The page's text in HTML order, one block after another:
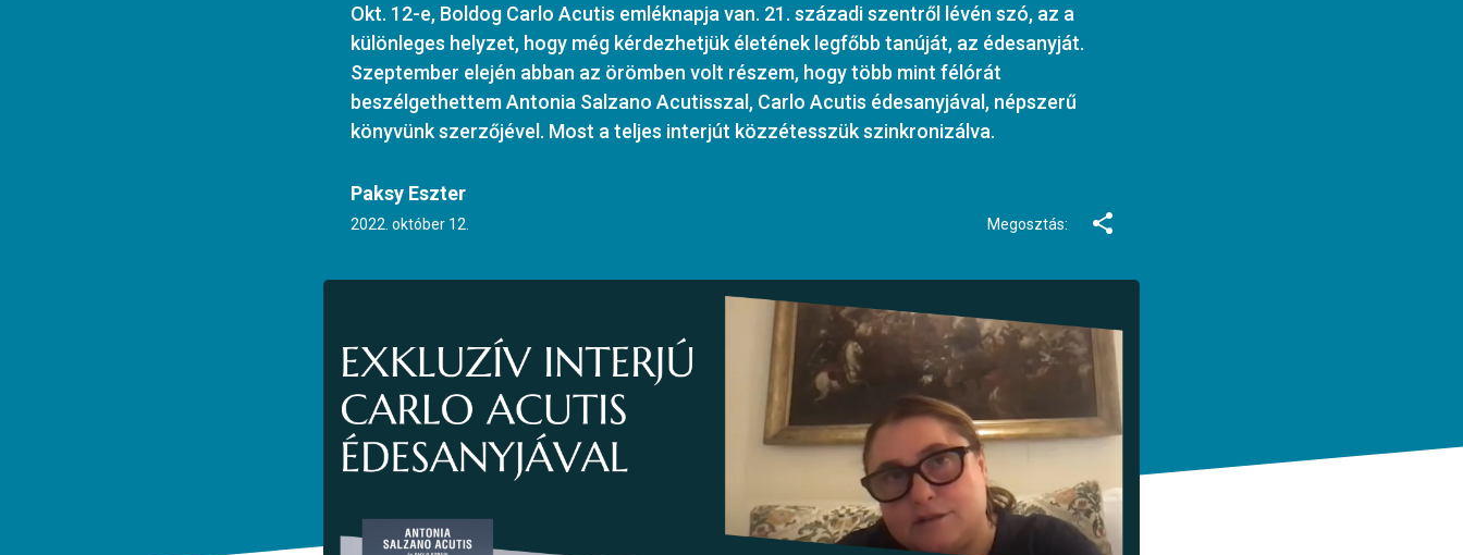
Okt. 12-e, Boldog Carlo Acutis emléknapja van. 21. századi szentről lévén szó, az a
különleges helyzet, hogy még kérdezhetjük életének legfőbb tanúját, az édesanyját.
Szeptember elején abban az örömben volt részem, hogy több mint félórát
beszélgethettem Antonia Salzano Acutisszal, Carlo Acutis édesanyjával, népszerű
könyvünk szerzőjével. Most a teljes interjút közzétesszük szinkronizálva.
Paksy Eszter
2022. október 12. Megosztás: